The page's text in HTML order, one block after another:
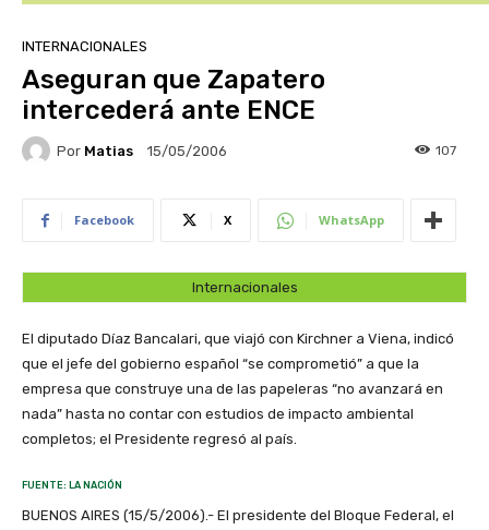
INTERNACIONALES
Aseguran que Zapatero
intercederá ante ENCE
Por Matias 15/05/2006 107
Facebook X WhatsApp
Internacionales
El diputado Díaz Bancalari, que viajó con Kirchner a Viena, indicó
que el jefe del gobierno español “se comprometió” a que la
empresa que construye una de las papeleras “no avanzará en
nada” hasta no contar con estudios de impacto ambiental
completos; el Presidente regresó al país.
FUENTE: LA NACIÓN
BUENOS AIRES (15/5/2006).- El presidente del Bloque Federal, el